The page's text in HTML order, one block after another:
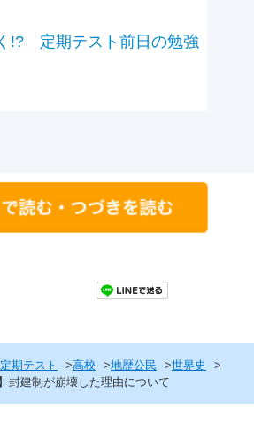
!? 定期テスト前日の勉強
定期テスト 高校 地歴公民
世界史
封建制が崩壊した理由について